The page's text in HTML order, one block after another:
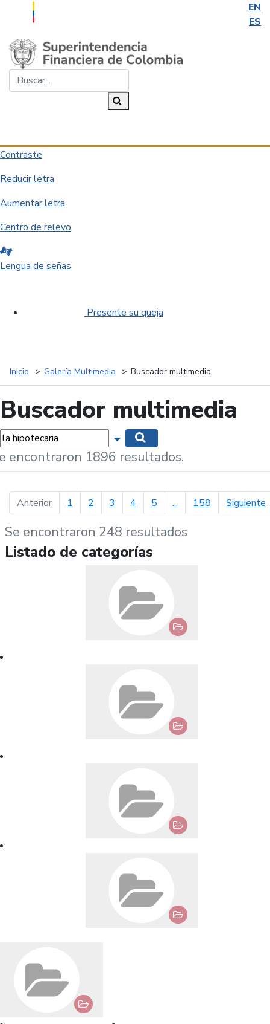
EN
ES
Saltar al contenido principal
Contraste
Reducir letra
Aumentar letra
Centro de relevo
Lengua de señas
Presente su queja
Inicio Galería Multimedia Buscador multimedia
Buscador multimedia
Mostrar opciones de búsqueda
encontraron 1896 resultados.
Anteriorpágina anterior
1 2 3 4 5 ... 158 Siguiente
Se encontraron 248 resultados
Listado de categorías